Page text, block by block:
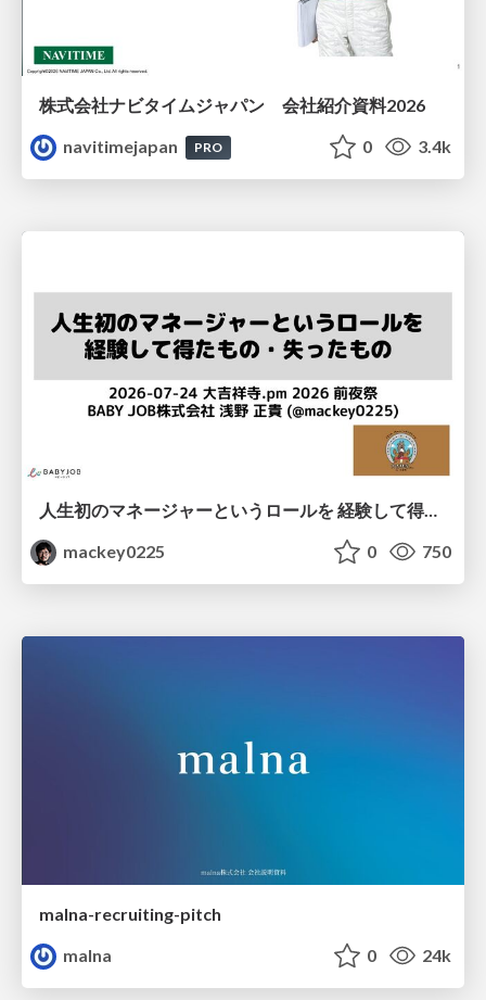
株式会社ナビタイムジャパン 会社紹介資料2026
navitimejapan
PRO 0 3.4k
人生初のマネージャーというロールを 経験して得たもの・失ったもの / Reflections on My First Manager Role
mackey0225
0 750
malna-recruiting-pitch
malna
0 24k